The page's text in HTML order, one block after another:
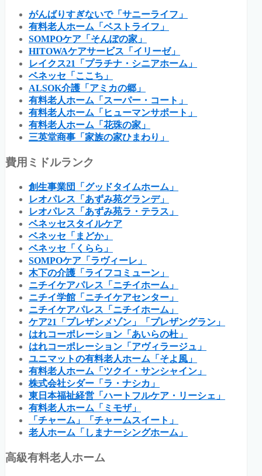
がんばりすぎないで「サニーライフ」
有料老人ホーム「ベストライフ」
SOMPOケア「そんぽの家」
HITOWAケアサービス「イリーゼ」
レイクス21「プラチナ・シニアホーム」
ベネッセ「ここち」
ALSOK介護「アミカの郷」
有料老人ホーム「スーパー・コート」
有料老人ホーム「ヒューマンサポート」
有料老人ホーム「花珠の家」
三英堂商事「家族の家ひまわり」
費用ミドルランク
創生事業団「グッドタイムホーム」
レオパレス「あずみ苑グランデ」
レオパレス「あずみ苑ラ・テラス」
ベネッセスタイルケア
ベネッセ「まどか」
ベネッセ「くらら」
SOMPOケア「ラヴィーレ」
木下の介護「ライフコミューン」
ニチイケアパレス「ニチイホーム」
ニチイ学館「ニチイケアセンター」
ニチイケアパレス「ニチイホーム」
ケア21「プレザンメゾン」「プレザングラン」
はれコーポレーション「あいらの杜」
はれコーポレーション「アヴィラージュ」
ユニマットの有料老人ホーム「そよ風」
有料老人ホーム「ツクイ・サンシャイン」
株式会社シダー「ラ・ナシカ」
東日本福祉経営「ハートフルケア・リーシェ」
有料老人ホーム「ミモザ」
「チャーム」「チャームスイート」
老人ホーム「しまナーシングホーム」
高級有料老人ホーム